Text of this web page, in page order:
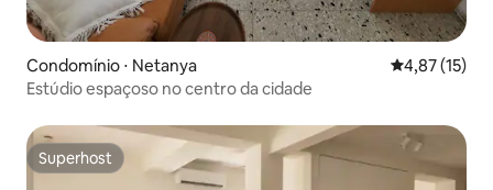
Condomínio ⋅ Netanya 4,87 de uma
4,87 (15)
Estúdio espaçoso no centro da cidade
Superhost
Superhost